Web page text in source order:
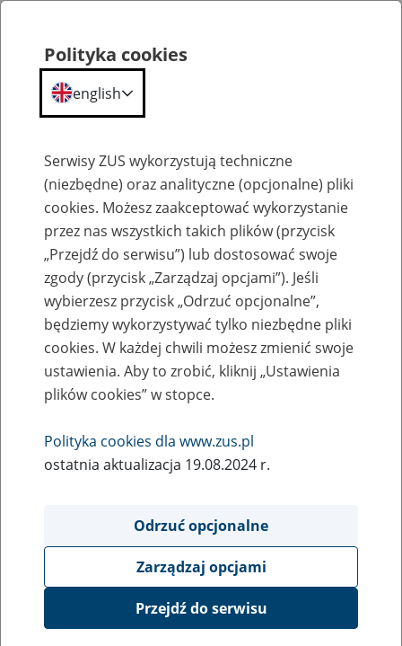
Szkolenia
Zaproś ZUS do siebie - zakładanie profili
eZUS w siedzibie Twojej firmy
Rodzaj wydarzenia
Szkolenia
obsługa klientów
Event description
Platforma Usług Elektronicznych eZUS
Polityka cookies
english
Serwisy ZUS wykorzystują techniczne
(niezbędne) oraz analityczne (opcjonalne) pliki
cookies. Możesz zaakceptować wykorzystanie
przez nas wszystkich takich plików (przycisk
„Przejdź do serwisu”) lub dostosować swoje
zgody (przycisk „Zarządzaj opcjami”). Jeśli
wybierzesz przycisk „Odrzuć opcjonalne”,
będziemy wykorzystywać tylko niezbędne pliki
cookies. W każdej chwili możesz zmienić swoje
ustawienia. Aby to zrobić, kliknij „Ustawienia
plików cookies” w stopce.
Polityka cookies dla www.zus.pl
ostatnia aktualizacja 19.08.2024 r.
Odrzuć opcjonalne
Zarządzaj opcjami
Przejdź do serwisu